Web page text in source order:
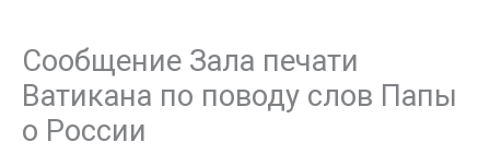
Сообщение Зала печати
Ватикана по поводу слов Папы
о России